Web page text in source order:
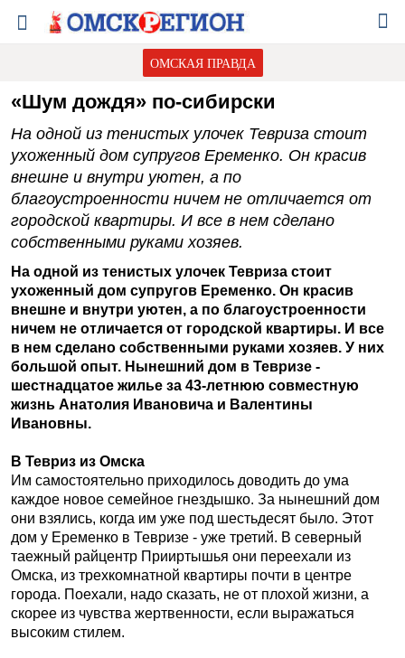
ОМСКАЯ ПРАВДА
«Шум дождя» по-сибирски
На одной из тенистых улочек Тевриза стоит
ухоженный дом супругов Еременко. Он красив
внешне и внутри уютен, а по
благоустроенности ничем не отличается от
городской квартиры. И все в нем сделано
собственными руками хозяев.
На одной из тенистых улочек Тевриза стоит
ухоженный дом супругов Еременко. Он красив
внешне и внутри уютен, а по благоустроенности
ничем не отличается от городской квартиры. И все
в нем сделано собственными руками хозяев. У них
большой опыт. Нынешний дом в Тевризе -
шестнадцатое жилье за 43-летнюю совместную
жизнь Анатолия Ивановича и Валентины
Ивановны.
В Тевриз из Омска
Им самостоятельно приходилось доводить до ума
каждое новое семейное гнездышко. За нынешний дом
они взялись, когда им уже под шестьдесят было. Этот
дом у Еременко в Тевризе - уже третий. В северный
таежный райцентр Прииртышья они переехали из
Омска, из трехкомнатной квартиры почти в центре
города. Поехали, надо сказать, не от плохой жизни, а
скорее из чувства жертвенности, если выражаться
высоким стилем.